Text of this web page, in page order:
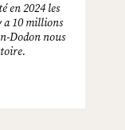
en 2024 les
a 10 millions
Dodon nous